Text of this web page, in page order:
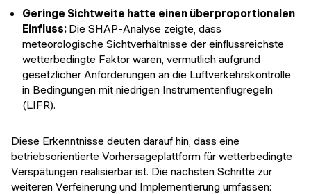
Geringe Sichtweite hatte einen überproportionalen
Einfluss: Die SHAP-Analyse zeigte, dass
meteorologische Sichtverhältnisse der einflussreichste
wetterbedingte Faktor waren, vermutlich aufgrund
gesetzlicher Anforderungen an die Luftverkehrskontrolle
in Bedingungen mit niedrigen Instrumentenflugregeln
(LIFR).
Diese Erkenntnisse deuten darauf hin, dass eine
betriebsorientierte Vorhersageplattform für wetterbedingte
Verspätungen realisierbar ist. Die nächsten Schritte zur
weiteren Verfeinerung und Implementierung umfassen: